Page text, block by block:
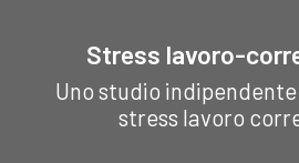
Stress lavoro-
Uno studio
stress lavoro